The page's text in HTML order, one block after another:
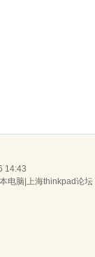
14:43
电脑|上海thinkpad论坛